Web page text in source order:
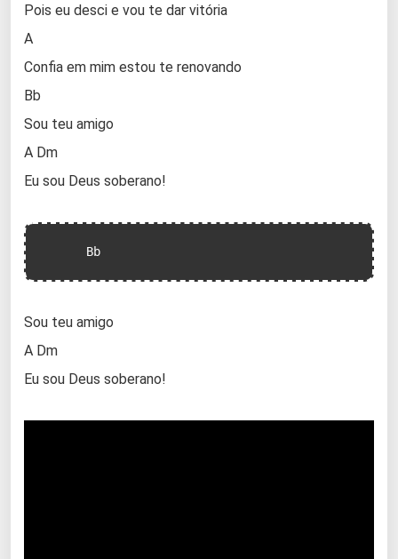
Pois eu desci e vou te dar vitória
A
Confia em mim estou te renovando
Bb
Sou teu amigo
A Dm
Eu sou Deus soberano!
      Bb
Sou teu amigo
A Dm
Eu sou Deus soberano!